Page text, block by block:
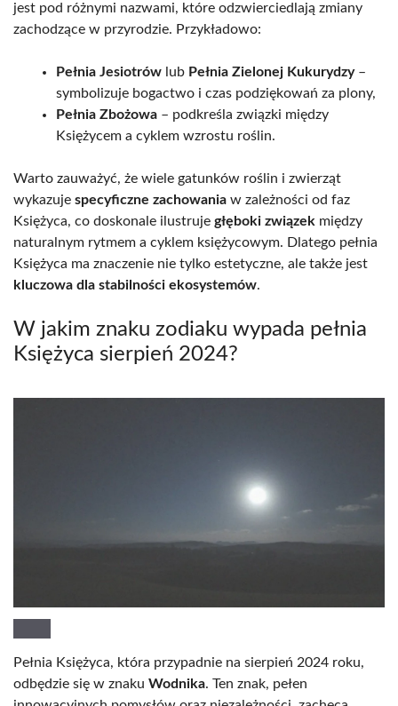
jest pod różnymi nazwami, które odzwierciedlają zmiany
zachodzące w przyrodzie. Przykładowo:
Pełnia Jesiotrów lub Pełnia Zielonej Kukurydzy–
symbolizuje bogactwo i czas podziękowań za plony,
Pełnia Zbożowa – podkreśla związki między
Księżycem a cyklem wzrostu roślin.
Warto zauważyć, że wiele gatunków roślin i zwierząt
wykazuje specyficzne zachowania w zależności od faz
Księżyca, co doskonale ilustruje głęboki związek między
naturalnym rytmem a cyklem księżycowym. Dlatego pełnia
Księżyca ma znaczenie nie tylko estetyczne, ale także jest
kluczowa dla stabilności ekosystemów.
W jakim znaku zodiaku wypada pełnia
Księżyca sierpień 2024?
Pełnia Księżyca, która przypadnie na sierpień 2024 roku,
odbędzie się w znaku Wodnika. Ten znak, pełen